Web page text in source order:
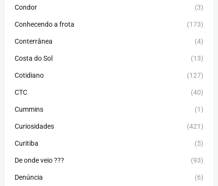
Condor (3)
Conhecendo a frota (173)
Conterrânea (4)
Costa do Sol (13)
Cotidiano (127)
CTC (40)
Cummins (1)
Curiosidades (421)
Curitiba (5)
De onde veio ??? (93)
Denúncia (6)